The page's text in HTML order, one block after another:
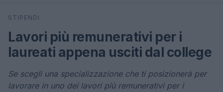
Cerca
STIPENDI
Lavori più remunerativi per i
laureati appena usciti dal college
Se scegli una specializzazione che ti posizionerà per
lavorare in uno dei lavori più remunerativi per i